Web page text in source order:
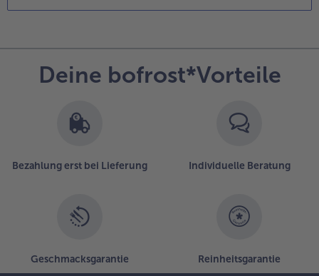
Deine bofrost*Vorteile
Bezahlung erst bei Lieferung Individuelle Beratung
Geschmacksgarantie Reinheitsgarantie